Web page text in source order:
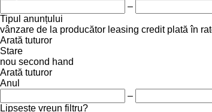
–
Tipul anunțului
vânzare de la producător leasing credit plată în
Arată tuturor
Stare
nou second hand
Arată tuturor
Anul
–
Lipsește vreun filtru?